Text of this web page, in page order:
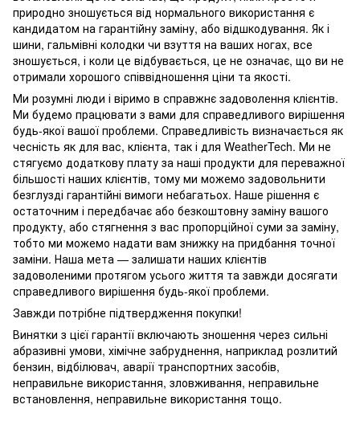
природно зношується від нормального використання є
кандидатом на гарантійну заміну, або відшкодування. Як і
шини, гальмівні колодки чи взуття на ваших ногах, все
зношується, і коли це відбувається, це не означає, що ви не
отримали хорошого співвідношення ціни та якості.
Ми розумні люди і віримо в справжнє задоволення клієнтів.
Ми будемо працювати з вами для справедливого вирішення
будь-якої вашої проблеми. Справедливість визначається як
чесність як для вас, клієнта, так і для WeatherTech. Ми не
стягуємо додаткову плату за наші продукти для переважної
більшості наших клієнтів, тому ми можемо задовольнити
безглузді гарантійні вимоги небагатьох. Наше рішення є
остаточним і передбачає або безкоштовну заміну вашого
продукту, або стягнення з вас пропорційної суми за заміну,
тобто ми можемо надати вам знижку на придбання точної
заміни. Наша мета — залишати наших клієнтів
задоволеними протягом усього життя та завжди досягати
справедливого вирішення будь-якої проблеми.
Завжди потрібне підтвердження покупки!
Винятки з цієї гарантії включають зношення через сильні
абразивні умови, хімічне забруднення, наприклад розлитий
бензин, відбілювач, аварії транспортних засобів,
неправильне використання, зловживання, неправильне
встановлення, неправильне використання тощо.